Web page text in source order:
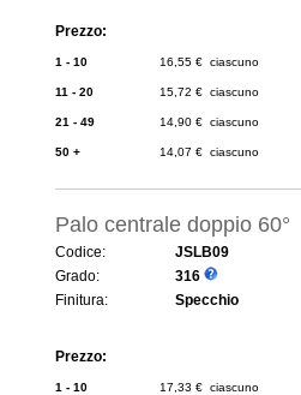
Prezzo:
1 - 10 16,55 € ciascuno
11 - 20 15,72 € ciascuno
21 - 49 14,90 € ciascuno
50 + 14,07 € ciascuno
Palo centrale doppio
Codice:
JSLB09
Grado:
316
Finitura:
Specchio
Prezzo:
1 - 10 17,33 € ciascuno